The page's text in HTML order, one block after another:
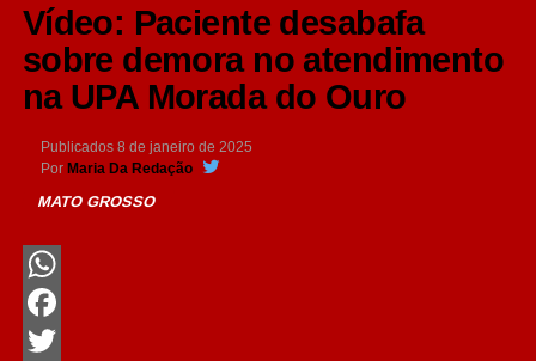
Vídeo: Paciente desabafa
sobre demora no atendimento
na UPA Morada do Ouro
Publicados 8 de janeiro de 2025
Por Maria Da Redação
MATO GROSSO
WhatsApp
Facebook